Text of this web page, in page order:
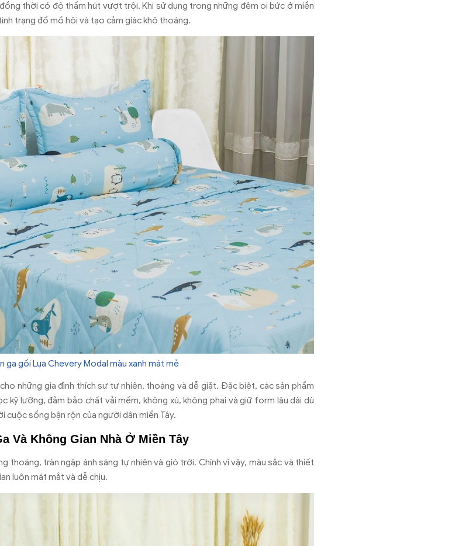
thời có độ thấm hút vượt trội. Khi sử dụng trong những đêm oi bức ở miền
trạng đổ mồ hôi và tạo cảm giác khô thoáng.
ga gối Lụa Chevery Modal màu xanh mát mẻ
những gia đình thích sự tự nhiên, thoáng và dễ giặt. Đặc biệt, các sản phẩm
kỹ lưỡng, đảm bảo chất vải mềm, không xù, không phai và giữ form lâu dài dù
cuộc sống bận rộn của người dân miền Tây.
Và Không Gian Nhà Ở Miền Tây
thoáng, tràn ngập ánh sáng tự nhiên và gió trời. Chính vì vậy, màu sắc và thiết
luôn mát mắt và dễ chịu.